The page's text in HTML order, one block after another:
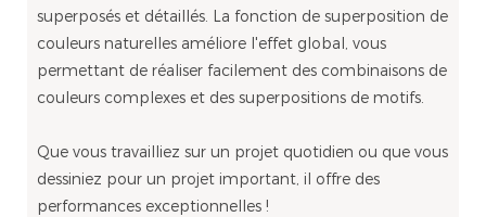
superposés et détaillés. La fonction de superposition de
couleurs naturelles améliore l'effet global, vous
permettant de réaliser facilement des combinaisons de
couleurs complexes et des superpositions de motifs.
Que vous travailliez sur un projet quotidien ou que vous
dessiniez pour un projet important, il offre des
performances exceptionnelles !